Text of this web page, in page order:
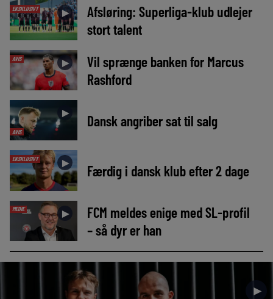
EKSKLUSIVT ►
Afsløring: Superliga-klub udlejer
stort talent
AVIS ►
Vil sprænge banken for Marcus
Rashford
AVIS
► Dansk angriber sat til salg
EKSKLUSIVT ► Færdig i dansk klub efter 2 dage
MEDIE ►
FCM meldes enige med SL-profil
– så dyr er han
►